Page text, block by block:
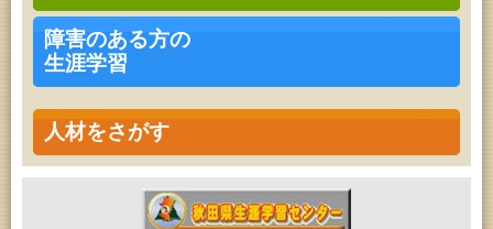
障害のある方の
生涯学習
人材をさがす